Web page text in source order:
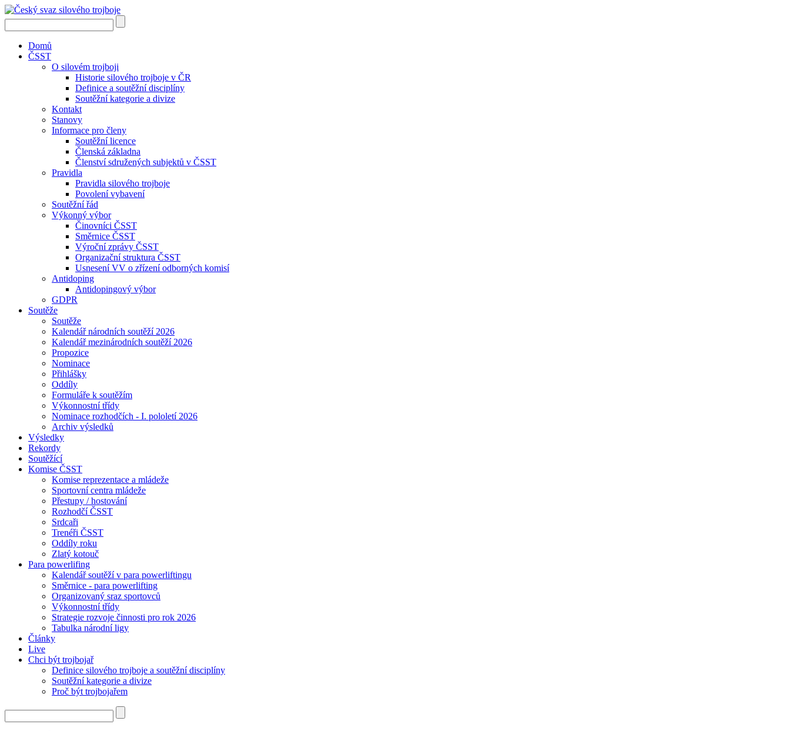
Domů
ČSST
O silovém trojboji
Historie silového trojboje v ČR
Definice a soutěžní disciplíny
Soutěžní kategorie a divize
Kontakt
Stanovy
Informace pro členy
Soutěžní licence
Členská základna
Členství sdružených subjektů v ČSST
Pravidla
Pravidla silového trojboje
Povolení vybavení
Soutěžní řád
Výkonný výbor
Činovníci ČSST
Směrnice ČSST
Výroční zprávy ČSST
Organizační struktura ČSST
Usnesení VV o zřízení odborných komisí
Antidoping
Antidopingový výbor
GDPR
Soutěže
Soutěže
Kalendář národních soutěží 2026
Kalendář mezinárodních soutěží 2026
Propozice
Nominace
Přihlášky
Oddíly
Formuláře k soutěžím
Výkonnostní třídy
Nominace rozhodčích - I. pololetí 2026
Archiv výsledků
Výsledky
Rekordy
Soutěžící
Komise ČSST
Komise reprezentace a mládeže
Sportovní centra mládeže
Přestupy / hostování
Rozhodčí ČSST
Srdcaři
Trenéři ČSST
Oddíly roku
Zlatý kotouč
Para powerlifing
Kalendář soutěží v para powerliftingu
Směrnice - para powerlifting
Organizovaný sraz sportovců
Výkonnostní třídy
Strategie rozvoje činnosti pro rok 2026
Tabulka národní ligy
Články
Live
Chci být trojbojař
Definice silového trojboje a soutěžní disciplíny
Soutěžní kategorie a divize
Proč být trojbojařem